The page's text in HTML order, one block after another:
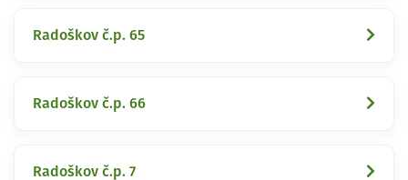
Radoškov č.p. 65
Radoškov č.p. 66
Radoškov č.p. 7